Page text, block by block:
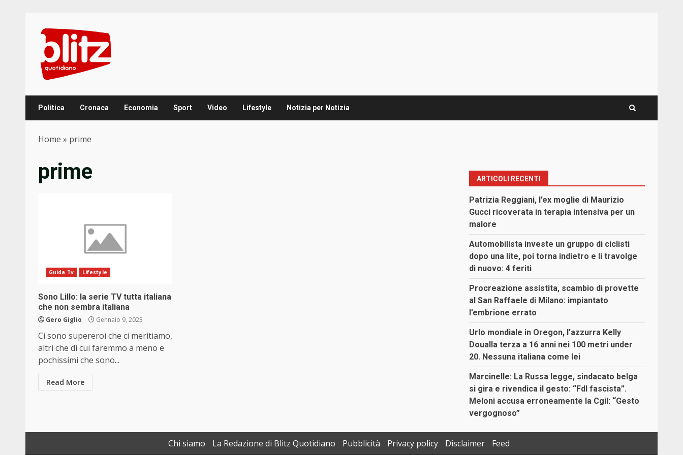
content
Politica Cronaca Economia Sport Video Lifestyle Notizia per Notizia
Home » prime
prime
Guida Tv Lifestyle
Sono Lillo: la serie TV tutta italiana
che non sembra italiana
Gero Giglio Gennaio 9, 2023
Ci sono supereroi che ci meritiamo,
altri che di cui faremmo a meno e
pochissimi che sono...
Read More
ARTICOLI RECENTI
Patrizia Reggiani, l’ex moglie di Maurizio
Gucci ricoverata in terapia intensiva per un
malore
Automobilista investe un gruppo di ciclisti
dopo una lite, poi torna indietro e li travolge
di nuovo: 4 feriti
Procreazione assistita, scambio di provette
al San Raffaele di Milano: impiantato
l’embrione errato
Urlo mondiale in Oregon, l’azzurra Kelly
Doualla terza a 16 anni nei 100 metri under
20. Nessuna italiana come lei
Marcinelle: La Russa legge, sindacato belga
si gira e rivendica il gesto: “FdI fascista”.
Meloni accusa erroneamente la Cgil: “Gesto
vergognoso”
Chi siamo La Redazione di Blitz Quotidiano Pubblicità Privacy policy Disclaimer Feed